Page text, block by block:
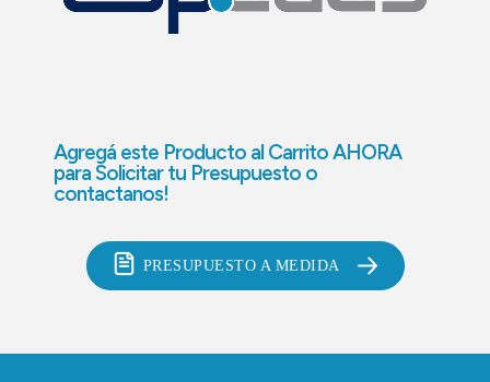
Agregá este Producto al Carrito AHORA
paraSolicitar tu Presupuesto o
contactanos!
PRESUPUESTO A MEDIDA